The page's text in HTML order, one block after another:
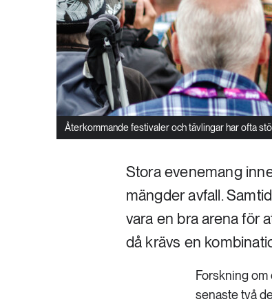
Återkommande festivaler och tävlingar har ofta
Stora evenemang
mängder avfall.
vara en bra arena för
då krävs en
Forskning
senaste två